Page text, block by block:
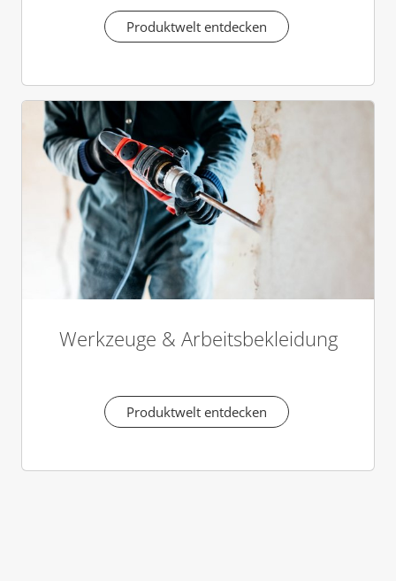
Produktwelt entdecken
Werkzeuge & Arbeitsbekleidung
Produktwelt entdecken